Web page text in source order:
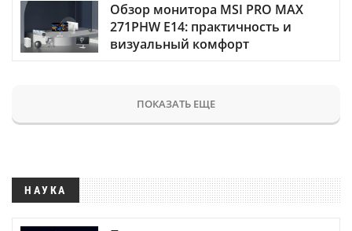
Обзор монитора MSI PRO MAX
271PHW E14: практичность и
визуальный комфорт
ПОКАЗАТЬ ЕЩЕ
НАУКА